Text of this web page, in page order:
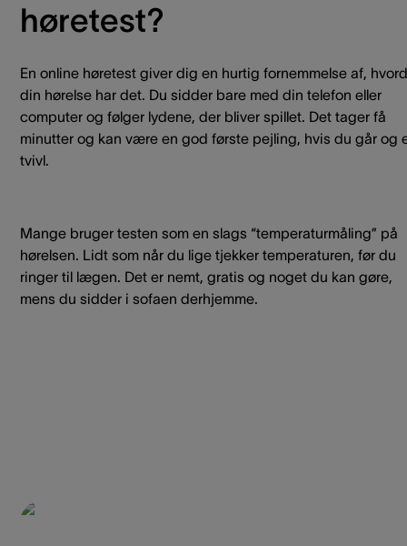
høretest?
En online høretest giver dig en hurtig fornemmelse af,
din hørelse har det. Du sidder bare med din telefon eller
computer og følger lydene, der bliver spillet. Det tager få
minutter og kan være en god første pejling, hvis du går og
tvivl.
Mange bruger testen som en slags “temperaturmåling” på
hørelsen. Lidt som når du lige tjekker temperaturen, før du
ringer til lægen. Det er nemt, gratis og noget du kan gøre,
mens du sidder i sofaen derhjemme.